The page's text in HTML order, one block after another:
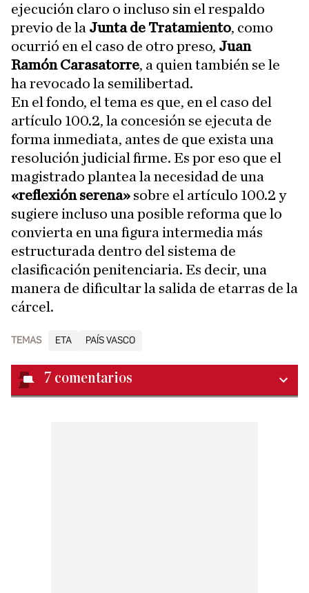
ejecución claro o incluso sin el respaldo
previo de la Junta de Tratamiento, como
ocurrió en el caso de otro preso, Juan
Ramón Carasatorre, a quien también se le
ha revocado la semilibertad.
En el fondo, el tema es que, en el caso del
artículo 100.2, la concesión se ejecuta de
forma inmediata, antes de que exista una
resolución judicial firme. Es por eso que el
magistrado plantea la necesidad de una
«reflexión serena» sobre el artículo 100.2 y
sugiere incluso una posible reforma que lo
convierta en una figura intermedia más
estructurada dentro del sistema de
clasificación penitenciaria. Es decir, una
manera de dificultar la salida de etarras de la
cárcel.
TEMAS ETA PAÍS VASCO
7 comentarios